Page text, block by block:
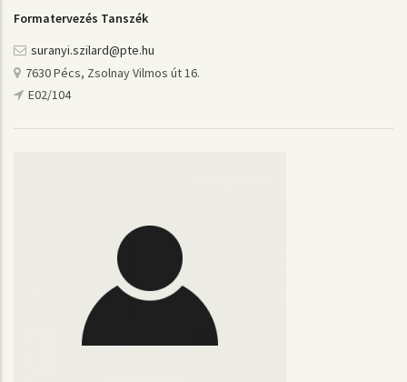
Formatervezés Tanszék
suranyi.szilard@pte.hu
7630 Pécs, Zsolnay Vilmos út 16.
E02/104